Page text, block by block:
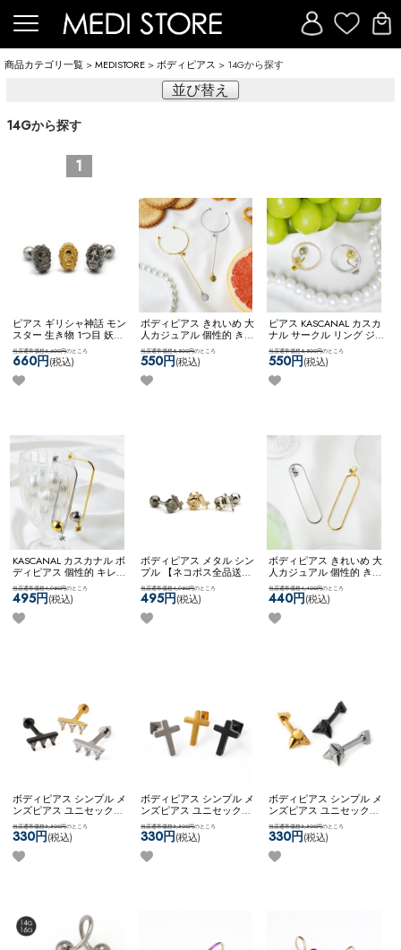
商品カテゴリ一覧 >MEDISTORE >ボディピアス > 14Gから探す
並び替え
14Gから探す
1
ピアス ギリシャ神話 モン
スター 生き物 1つ目 妖怪
キュクロプス 個性的 ゴシ
ック シルバー925 【ネコ
ポス全品送料無料】
話】キュクロプスバーベ
当店通常価格6,600円のところ
660円(税込)
ボディピアス きれいめ 大
人カジュアル 個性的 きれ
いめファッション 【ネコ
ポス全品送料無料】
【KASCANAL】Stick & Big
CB
当店通常価格5,500円のところ
550円(税込)
ピアス KASCANAL カスカ
ナル サークル リング ジ
ュエル キラキラ キレイめ
大ぶりピアス 個性的 【ネ
コポス全品送料無料】
【KASCANAL】
当店通常価格5,500円のところ
550円(税込)
KASCANAL カスカナル ボ
ディピアス 個性的 キレイ
め スタッズ カスタム ユ
ニーク 【ネコポス全品送
料無料】【KASCANAL】
3Way Neji Long Circle WF
当店通常価格4,950円のところ
495円(税込)
ボディピアス メタル シン
プル 【ネコポス全品送料
無料】【SVstyle】broken
stone & bar
当店通常価格4,950円のところ
495円(税込)
ボディピアス きれいめ 大
人カジュアル 個性的 きれ
いめファッション 【ネコ
ポス全品送料無料】
【KASCANAL】Virtical
Circ WF
当店通常価格4,400円のところ
440円(税込)
ボディピアス シンプル メ
ンズピアス ユニセックス
【ネコポス全品送料無
料】【edge】3ジュエル
▲xコーン
当店通常価格3,300円のところ
330円(税込)
ボディピアス シンプル メ
ンズピアス ユニセックス
【ネコポス全品送料無
料】【edge】クロススタ
ッズ
当店通常価格3,300円のところ
330円(税込)
ボディピアス シンプル メ
ンズピアス ユニセックス
【ネコポス全品送料無
料】【edge】3スパイク▲
当店通常価格3,300円のところ
330円(税込)